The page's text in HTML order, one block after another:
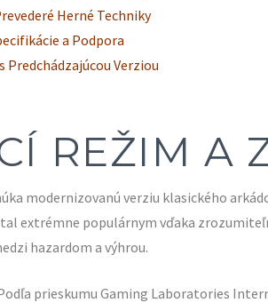
Herné Techniky
a Podpora
Predchádzajúcou Verziou
REŽIM A
modernizovanú verziu klasického
extrémne populárnym vďaka
hazardom a výhrou.
prieskumu Gaming Laboratories